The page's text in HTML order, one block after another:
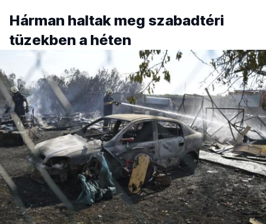
Hárman haltak meg szabadtéri
tüzekben a héten